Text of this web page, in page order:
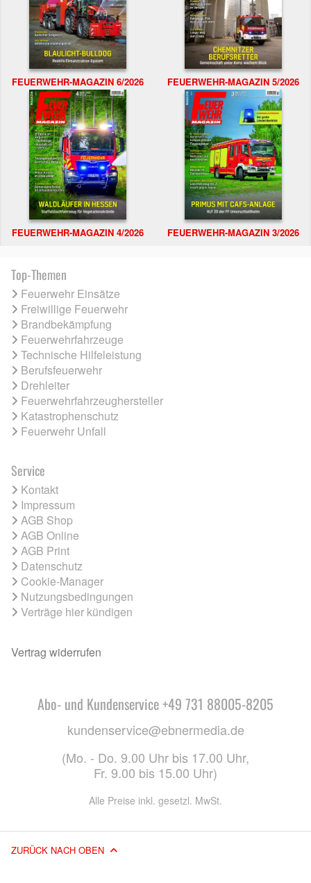
FEUERWEHR-MAGAZIN 6/2026 FEUERWEHR-MAGAZIN 5/2026
FEUERWEHR-MAGAZIN 4/2026 FEUERWEHR-MAGAZIN 3/2026
Top-Themen
Feuerwehr Einsätze
Freiwillige Feuerwehr
Brandbekämpfung
Feuerwehrfahrzeuge
Technische Hilfeleistung
Berufsfeuerwehr
Drehleiter
Feuerwehrfahrzeughersteller
Katastrophenschutz
Feuerwehr Unfall
Service
Kontakt
Impressum
AGB Shop
AGB Online
AGB Print
Datenschutz
Cookie-Manager
Nutzungsbedingungen
Verträge hier kündigen
Vertrag widerrufen
Abo- und Kundenservice +49 731 88005-8205
kundenservice@ebnermedia.de
(Mo. - Do. 9.00 Uhr bis 17.00 Uhr,
Fr. 9.00 bis 15.00 Uhr)
Alle Preise inkl. gesetzl. MwSt.
ZURÜCK NACH OBEN